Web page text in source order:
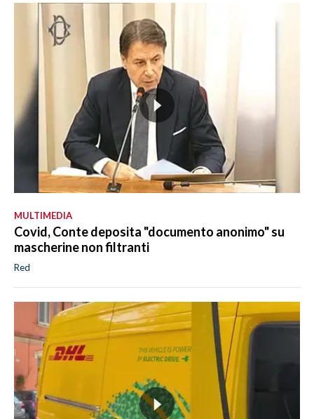
MULTIMEDIA
Covid, Conte deposita "documento anonimo" su
mascherine non filtranti
Red